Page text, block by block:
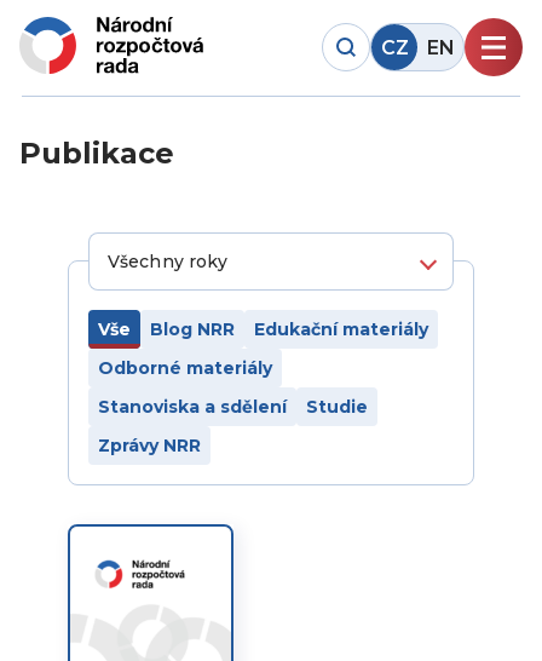
CZ EN
Publikace
Vše Blog NRR
Edukační materiály
Odborné materiály
Stanoviska a sdělení
Studie
Zprávy NRR